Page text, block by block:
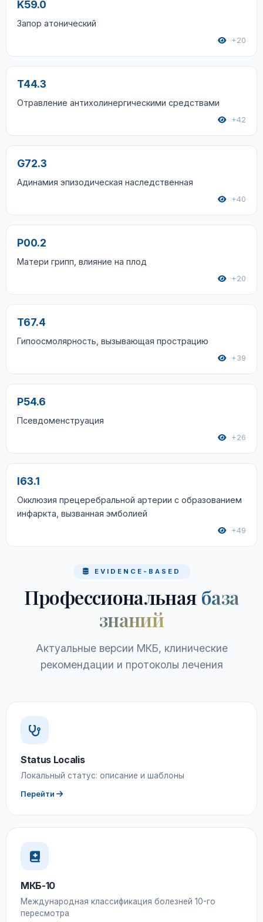
K59.0
Запор атонический
+20
T44.3
Отравление антихолинергическими средствами
+42
G72.3
Адинамия эпизодическая наследственная
+40
P00.2
Матери грипп, влияние на плод
+20
T67.4
Гипоосмолярность, вызывающая прострацию
+39
P54.6
Псевдоменструация
+26
I63.1
Окклюзия прецеребральной артерии с образованием
инфаркта, вызванная эмболией
+49
EVIDENCE-BASED
Профессиональная база
знаний
Актуальные версии МКБ, клинические
рекомендации и протоколы лечения
Status Localis
Локальный статус: описание и шаблоны
Перейти
МКБ-10
Международная классификация болезней 10-го
пересмотра